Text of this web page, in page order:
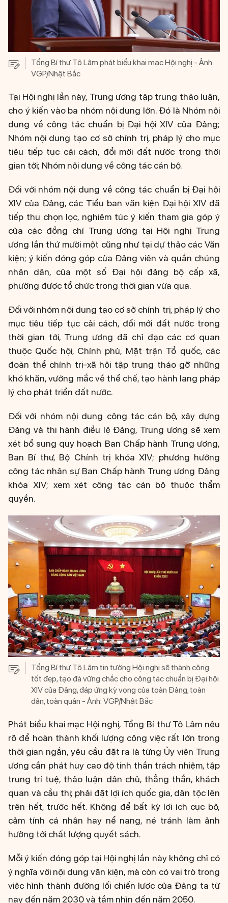
Tổng Bí thư Tô Lâm phát biểu khai mạc Hội nghị - Ảnh:
VGP/Nhật Bắc
Tại Hội nghị lần này, Trung ương tập trung thảo luận,
cho ý kiến vào ba nhóm nội dung lớn. Đó là Nhóm nội
dung về công tác chuẩn bị Đại hội XIV của Đảng;
Nhóm nội dung tạo cơ sở chính trị, pháp lý cho mục
tiêu tiếp tục cải cách, đổi mới đất nước trong thời
gian tới; Nhóm nội dung về công tác cán bộ.
Đối với nhóm nội dung về công tác chuẩn bị Đại hội
XIV của Đảng, các Tiểu ban văn kiện Đại hội XIV đã
tiếp thu chọn lọc, nghiêm túc ý kiến tham gia góp ý
của các đồng chí Trung ương tại Hội nghị Trung
ương lần thứ mười một cũng như tại dự thảo các Văn
kiện; ý kiến đóng góp của Đảng viên và quần chúng
nhân dân, của một số Đại hội đảng bộ cấp xã,
phường được tổ chức trong thời gian vừa qua.
Đối với nhóm nội dung tạo cơ sở chính trị, pháp lý cho
mục tiêu tiếp tục cải cách, đổi mới đất nước trong
thời gian tới, Trung ương đã chỉ đạo các cơ quan
thuộc Quốc hội, Chính phủ, Mặt trận Tổ quốc, các
đoàn thể chính trị-xã hội tập trung tháo gỡ những
khó khăn, vướng mắc về thể chế, tạo hành lang pháp
lý cho phát triển đất nước.
Đối với nhóm nội dung công tác cán bộ, xây dựng
Đảng và thi hành điều lệ Đảng, Trung ương sẽ xem
xét bổ sung quy hoạch Ban Chấp hành Trung ương,
Ban Bí thư, Bộ Chính trị khóa XIV; phương hướng
công tác nhân sự Ban Chấp hành Trung ương Đảng
khóa XIV; xem xét công tác cán bộ thuộc thẩm
quyền.
Tổng Bí thư Tô Lâm tin tưởng Hội nghị sẽ thành công
tốt đẹp, tạo đà vững chắc cho công tác chuẩn bị Đại hội
XIV của Đảng, đáp ứng kỳ vọng của toàn Đảng, toàn
dân, toàn quân - Ảnh: VGP/Nhật Bắc
Phát biểu khai mạc Hội nghị, Tổng Bí thư Tô Lâm nêu
rõ để hoàn thành khối lượng công việc rất lớn trong
thời gian ngắn, yêu cầu đặt ra là từng Ủy viên Trung
ương cần phát huy cao độ tinh thần trách nhiệm, tập
trung trí tuệ, thảo luận dân chủ, thẳng thắn, khách
quan và cầu thị; phải đặt lợi ích quốc gia, dân tộc lên
trên hết, trước hết. Không để bất kỳ lợi ích cục bộ,
cảm tính cá nhân hay nể nang, né tránh làm ảnh
hưởng tới chất lượng quyết sách.
Mỗi ý kiến đóng góp tại Hội nghị lần này không chỉ có
ý nghĩa với nội dung văn kiện, mà còn có vai trò trong
việc hình thành đường lối chiến lược của Đảng ta từ
nay đến năm 2030 và tầm nhìn đến năm 2050.